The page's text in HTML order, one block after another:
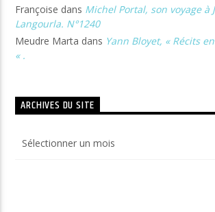
Françoise dans Michel Portal, son voyage à
Langourla. N°1240
Meudre Marta dans Yann Bloyet, « Récits
« .
ARCHIVES DU SITE
du